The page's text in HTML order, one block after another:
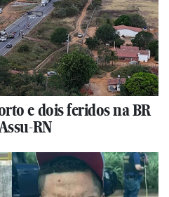
e dois feridos na BR
RN